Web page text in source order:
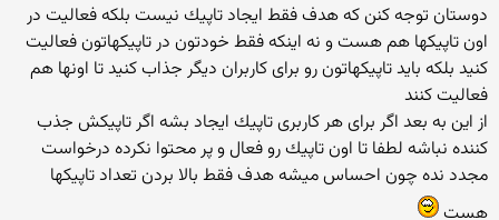
دوستان توجه كنن كه هدف فقط ایجاد تاپیك نیست بلكه فعالیت در
اون تاپیكها هم هست و نه اینكه فقط خودتون در تاپیكهاتون فعالیت
كنید بلكه باید تاپیكهاتون رو برای كاربران دیگر جذاب كنید تا اونها هم
فعالیت كنند
از این به بعد اگر برای هر كاربری تاپیك ایجاد بشه اگر تاپیكش جذب
كننده نباشه لطفا تا اون تاپیك رو فعال و پر محتوا نكرده درخواست
مجدد نده چون احساس میشه هدف فقط بالا بردن تعداد تاپیكها
هست